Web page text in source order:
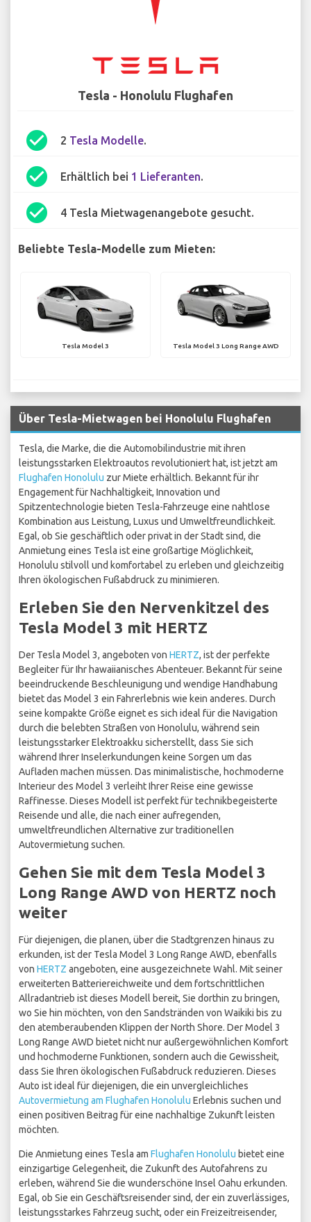
Tesla - Honolulu Flughafen
check_circle 2 Tesla Modelle.
check_circle Erhältlich bei 1 Lieferanten.
check_circle 4 Tesla Mietwagenangebote gesucht.
Beliebte Tesla-Modelle zum Mieten:
Tesla Model 3 Tesla Model 3 Long Range AWD
Über Tesla-Mietwagen bei Honolulu Flughafen
Tesla, die Marke, die die Automobilindustrie mit ihren
leistungsstarken Elektroautos revolutioniert hat, ist jetzt am
Flughafen Honolulu zur Miete erhältlich. Bekannt für ihr
Engagement für Nachhaltigkeit, Innovation und
Spitzentechnologie bieten Tesla-Fahrzeuge eine nahtlose
Kombination aus Leistung, Luxus und Umweltfreundlichkeit.
Egal, ob Sie geschäftlich oder privat in der Stadt sind, die
Anmietung eines Tesla ist eine großartige Möglichkeit,
Honolulu stilvoll und komfortabel zu erleben und gleichzeitig
Ihren ökologischen Fußabdruck zu minimieren.
Erleben Sie den Nervenkitzel des
Tesla Model 3 mit HERTZ
Der Tesla Model 3, angeboten von HERTZ, ist der perfekte
Begleiter für Ihr hawaiianisches Abenteuer. Bekannt für seine
beeindruckende Beschleunigung und wendige Handhabung
bietet das Model 3 ein Fahrerlebnis wie kein anderes. Durch
seine kompakte Größe eignet es sich ideal für die Navigation
durch die belebten Straßen von Honolulu, während sein
leistungsstarker Elektroakku sicherstellt, dass Sie sich
während Ihrer Inselerkundungen keine Sorgen um das
Aufladen machen müssen. Das minimalistische, hochmoderne
Interieur des Model 3 verleiht Ihrer Reise eine gewisse
Raffinesse. Dieses Modell ist perfekt für technikbegeisterte
Reisende und alle, die nach einer aufregenden,
umweltfreundlichen Alternative zur traditionellen
Autovermietung suchen.
Gehen Sie mit dem Tesla Model 3
Long Range AWD von HERTZ noch
weiter
Für diejenigen, die planen, über die Stadtgrenzen hinaus zu
erkunden, ist der Tesla Model 3 Long Range AWD, ebenfalls
von HERTZ angeboten, eine ausgezeichnete Wahl. Mit seiner
erweiterten Batteriereichweite und dem fortschrittlichen
Allradantrieb ist dieses Modell bereit, Sie dorthin zu bringen,
wo Sie hin möchten, von den Sandstränden von Waikiki bis zu
den atemberaubenden Klippen der North Shore. Der Model 3
Long Range AWD bietet nicht nur außergewöhnlichen Komfort
und hochmoderne Funktionen, sondern auch die Gewissheit,
dass Sie Ihren ökologischen Fußabdruck reduzieren. Dieses
Auto ist ideal für diejenigen, die ein unvergleichliches
Autovermietung am Flughafen Honolulu Erlebnis suchen und
einen positiven Beitrag für eine nachhaltige Zukunft leisten
möchten.
Die Anmietung eines Tesla am Flughafen Honolulu bietet eine
einzigartige Gelegenheit, die Zukunft des Autofahrens zu
erleben, während Sie die wunderschöne Insel Oahu erkunden.
Egal, ob Sie ein Geschäftsreisender sind, der ein zuverlässiges,
leistungsstarkes Fahrzeug sucht, oder ein Freizeitreisender,